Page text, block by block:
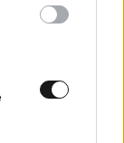
Google News